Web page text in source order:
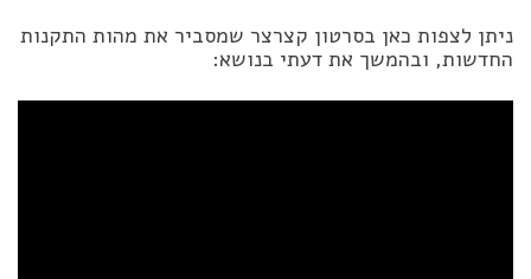
ניתן לצפות כאן בסרטון קצרצר שמסביר את מהות התקנות
החדשות, ובהמשך את דעתי בנושא: